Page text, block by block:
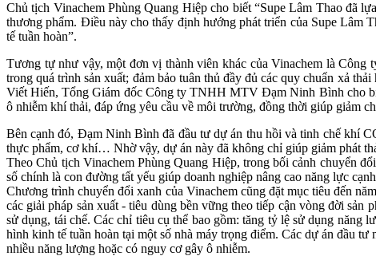
Chủ tịch Vinachem Phùng Quang Hiệp cho biết “Supe Lâm Thao đã
thương phẩm. Điều này cho thấy định hướng phát triển của Supe Lâm
tế tuần hoàn”.
Tương tự như vậy, một đơn vị thành viên khác của Vinachem là
trong quá trình sản xuất; đảm bảo tuân thủ đầy đủ các quy chuẩn xả
Viết Hiến, Tổng Giám đốc Công ty TNHH MTV Đạm Ninh Bình cho
ô nhiễm khí thải, đáp ứng yêu cầu về môi trường, đồng thời giúp giảm
Bên cạnh đó, Đạm Ninh Bình đã đầu tư dự án thu hồi và tinh chế khí
thực phẩm, cơ khí… Nhờ vậy, dự án này đã không chỉ giúp giảm phát
Theo Chủ tịch Vinachem Phùng Quang Hiệp, trong bối cảnh chuyển
số chính là con đường tất yếu giúp doanh nghiệp nâng cao năng lực
Chương trình chuyển đổi xanh của Vinachem cũng đặt mục tiêu đến
các giải pháp sản xuất - tiêu dùng bền vững theo tiếp cận vòng đời
sử dụng, tái chế. Các chỉ tiêu cụ thể bao gồm: tăng tỷ lệ sử dụng
hình kinh tế tuần hoàn tại một số nhà máy trọng điểm. Các dự án đầu
nhiều năng lượng hoặc có nguy cơ gây ô nhiễm.